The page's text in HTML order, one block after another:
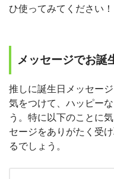
ひ使ってみてください！
メッセージでお誕
推しに誕生日メッセー
気をつけて、ハッピー
う。特に以下のことに
セージをありがたく受
るでしょう。